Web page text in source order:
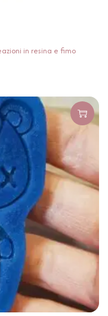
in resina e fimo